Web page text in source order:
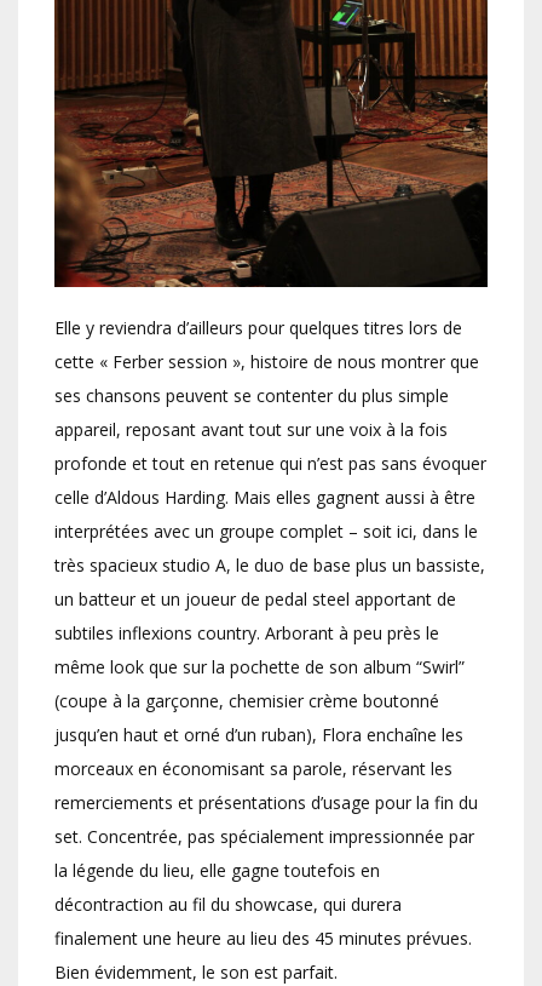
Elle y reviendra d’ailleurs pour quelques titres lors de
cette « Ferber session », histoire de nous montrer que
ses chansons peuvent se contenter du plus simple
appareil, reposant avant tout sur une voix à la fois
profonde et tout en retenue qui n’est pas sans évoquer
celle d’Aldous Harding. Mais elles gagnent aussi à être
interprétées avec un groupe complet – soit ici, dans le
très spacieux studio A, le duo de base plus un bassiste,
un batteur et un joueur de pedal steel apportant de
subtiles inflexions country. Arborant à peu près le
même look que sur la pochette de son album “Swirl”
(coupe à la garçonne, chemisier crème boutonné
jusqu’en haut et orné d’un ruban), Flora enchaîne les
morceaux en économisant sa parole, réservant les
remerciements et présentations d’usage pour la fin du
set. Concentrée, pas spécialement impressionnée par
la légende du lieu, elle gagne toutefois en
décontraction au fil du showcase, qui durera
finalement une heure au lieu des 45 minutes prévues.
Bien évidemment, le son est parfait.